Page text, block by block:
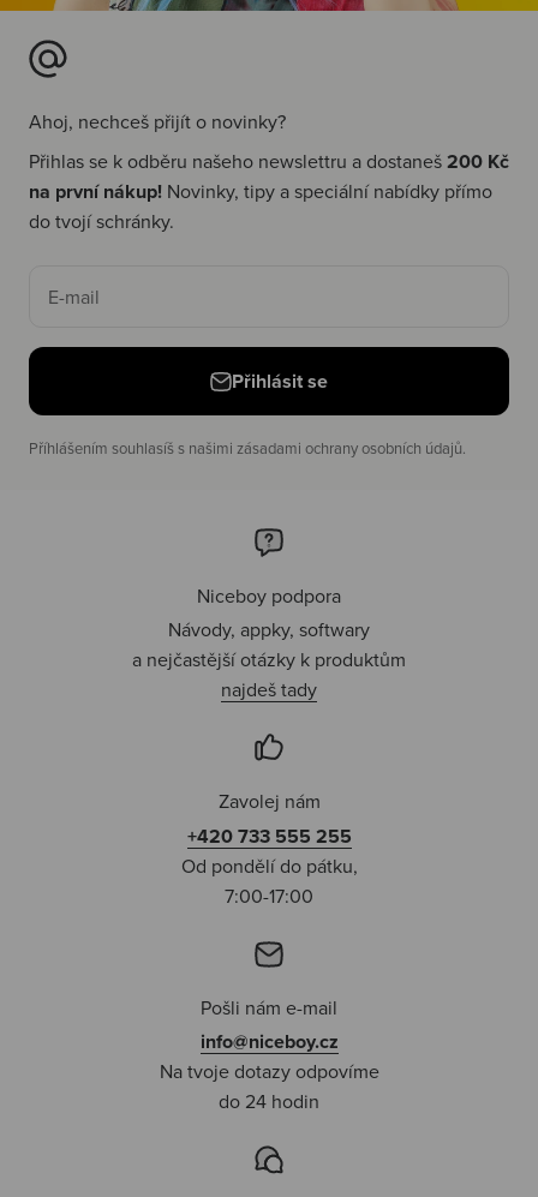
Ahoj, nechceš přijít o novinky?
Přihlas se k odběru našeho newslettru a dostaneš200 Kč
na první nákup! Novinky, tipy a speciální nabídky přímo
do tvojí schránky.
E-mail
Přihlásit se
Příhlášením souhlasíš s našimi zásadami ochrany osobních údajů.
Niceboy podpora
Návody, appky, softwary
a nejčastější otázky k produktům
najdeš tady
Zavolej nám
+420 733 555 255
Od pondělí do pátku,
7:00-17:00
Pošli nám e-mail
info@niceboy.cz
Na tvoje dotazy odpovíme
do 24 hodin